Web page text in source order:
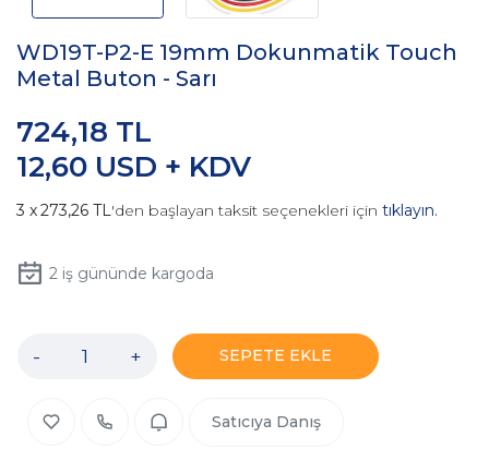
WD19T-P2-E 19mm Dokunmatik Touch
Metal Buton - Sarı
12,60 USD + KDV
724,18 TL
273,26 TL'den başlayan taksit seçenekleri için tıklayın.
2iş gününde kargoda
- + SEPETE EKLE
Satıcıya Danış